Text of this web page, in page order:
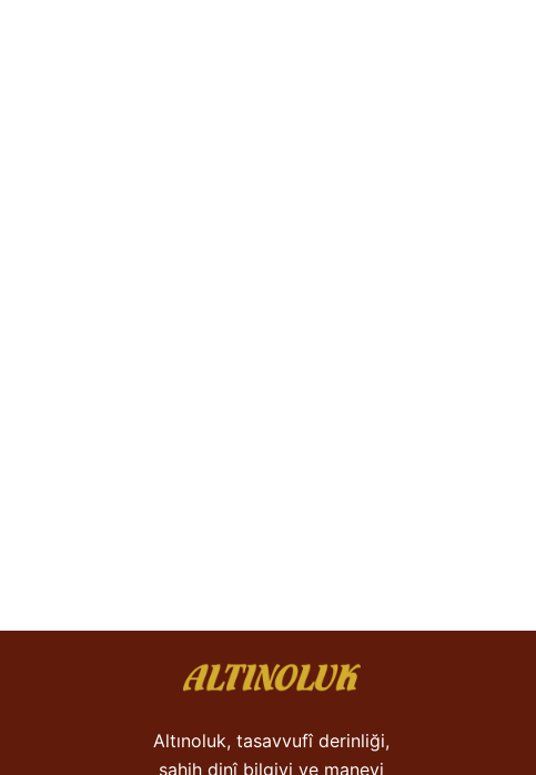
Altınoluk, tasavvufî derinliği,
sahih dinî bilgiyi ve manevi